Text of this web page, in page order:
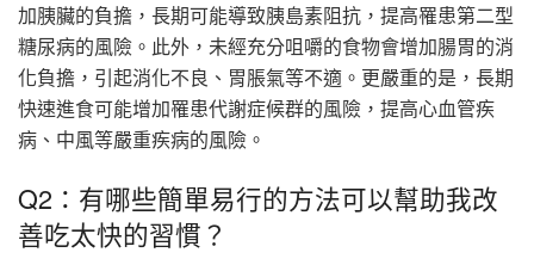
加胰臟的負擔，長期可能導致胰島素阻抗，提高罹患第二型
糖尿病的風險。此外，未經充分咀嚼的食物會增加腸胃的消
化負擔，引起消化不良、胃脹氣等不適。更嚴重的是，長期
快速進食可能增加罹患代謝症候群的風險，提高心血管疾
病、中風等嚴重疾病的風險。
Q2：有哪些簡單易行的方法可以幫助我改
善吃太快的習慣？